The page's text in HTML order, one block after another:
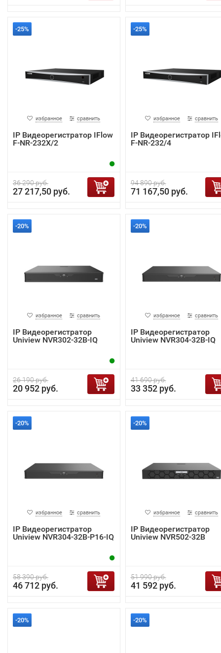
-25%
избранное сравнить
IP Видеорегистратор IFlow
F-NR-232X/2
36 290 руб.
27 217,50 руб.
-25%
избранное сравнить
IP Видеорегистратор
F-NR-232/4
94 890 руб.
71 167,50 руб.
-20%
избранное сравнить
IP Видеорегистратор
Uniview NVR302-32B-IQ
26 190 руб.
20 952 руб.
-20%
избранное сравнить
IP Видеорегистратор
Uniview NVR304-32B-IQ
41 690 руб.
33 352 руб.
-20%
избранное сравнить
IP Видеорегистратор
Uniview NVR304-32B-P16-IQ
58 390 руб.
46 712 руб.
-20%
избранное сравнить
IP Видеорегистратор
Uniview NVR502-32B
51 990 руб.
41 592 руб.
-20% -20%